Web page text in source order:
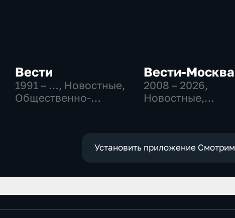
Вести
1991 – …, Новостные,
Общественно-
Вести-Москва
2008 – 2026,
Новостные,
экономические
Установить приложение Смотрим